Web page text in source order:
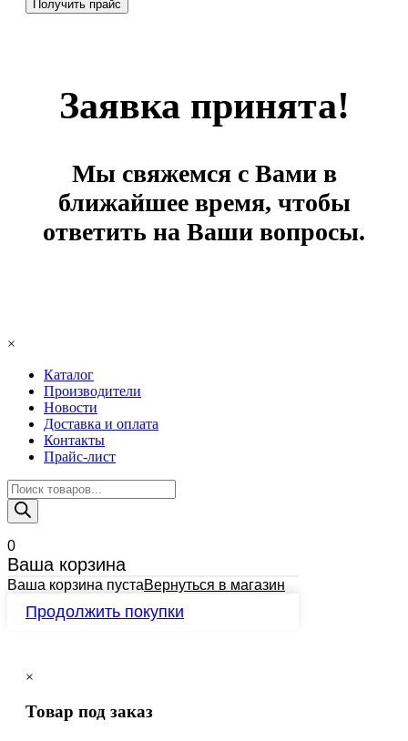
Заявка принята!
Мы свяжемся с Вами в
ближайшее время, чтобы
ответить на Ваши вопросы.
×
Каталог
Производители
Новости
Доставка и оплата
Контакты
Прайс-лист
Поиск
товаров
0
Ваша корзина
Ваша корзина пустаВернуться в магазин
Продолжить покупки
×
Товар под заказ